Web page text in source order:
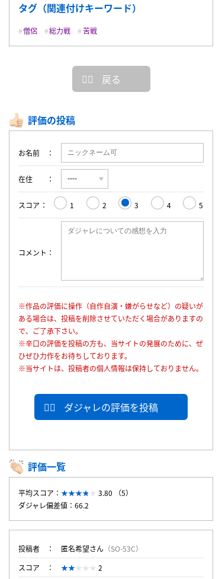
タグ（関連付けキーワード）
僧侶 総力戦 苦戦
戻る
評価の投稿
お名前
在住
スコア 1 2 3 4 5
コメント
※作品の評価に操作（自作自演・嫌がらせなど）の疑いが
ある場合は、投稿を削除させていただく場合がありますの
で、ご了承下さい。
※辛口の評価を投稿の方も、当サイトの発展のために、ぜ
ひぜひ力作をお待ちしております。
※当サイトは、投稿者の個人情報は保持しておりません。
ダジャレの評価を投稿
評価一覧
平均スコア：
3.80 （5）
ダジャレ偏差値：66.2
投稿者 匿名希望さん （SO-53C）
スコア
2